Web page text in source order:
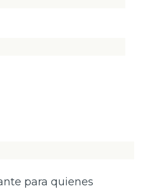
para quienes